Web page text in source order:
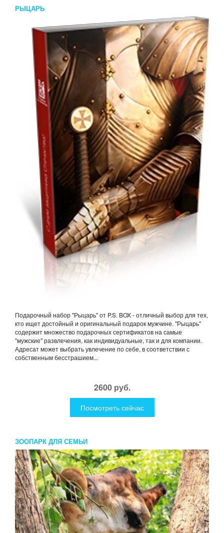
РЫЦАРЬ
Подарочный набор "Рыцарь" от P.S. BOX - отличный выбор для тех,
кто ищет достойный и оригинальный подарок мужчине. "Рыцарь"
содержит множество подарочных сертификатов на самые
"мужские" развлечения, как индивидуальные, так и для компании.
Адресат может выбрать увлечение по себе, в соответствии с
собственным бесстрашием...
2600 руб.
Посмотреть сейчас
ЗООПАРК ДЛЯ СЕМЬИ